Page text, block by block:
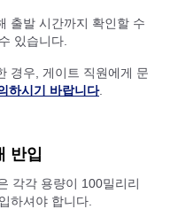
출발 시간까지 확인할 수
있습니다.
경우, 게이트 직원에게 문
하시기 바랍니다.
반입
각각 용량이 100밀리리
하셔야 합니다.